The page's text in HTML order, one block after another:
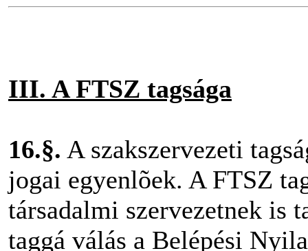
III. A FTSZ tagsága
16.§. A szakszervezeti
jogai egyenlõek. A FTSZ
társadalmi szervezetnek is
taggá válás a Belépési